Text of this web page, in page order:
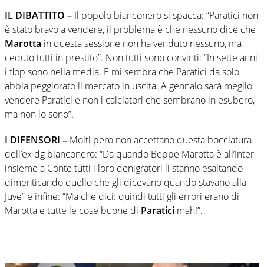
IL DIBATTITO – Il popolo bianconero si spacca: “Paratici non
è stato bravo a vendere, il problema è che nessuno dice che
Marotta in questa sessione non ha venduto nessuno, ma
ceduto tutti in prestito”. Non tutti sono convinti: “In sette anni
i flop sono nella media. E mi sembra che Paratici da solo
abbia peggiorato il mercato in uscita. A gennaio sarà meglio
vendere Paratici e non i calciatori che sembrano in esubero,
ma non lo sono”.
I DIFENSORI – Molti pero non accettano questa bocciatura
dell’ex dg bianconero: “Da quando Beppe Marotta è all’Inter
insieme a Conte tutti i loro denigratori li stanno esaltando
dimenticando quello che gli dicevano quando stavano alla
Juve” e infine: “Ma che dici: quindi tutti gli errori erano di
Marotta e tutte le cose buone di Paratici mah!”.